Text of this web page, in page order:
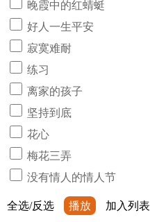
晚霞中的红蜻蜓
好人一生平安
寂寞难耐
练习
离家的孩子
坚持到底
花心
梅花三弄
没有情人的情人节
全选/反选 播放 加入列表